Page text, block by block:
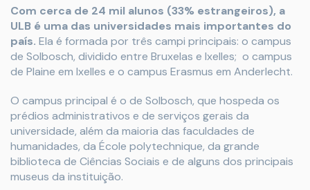
Com cerca de 24 mil alunos (33% estrangeiros), a
ULB é uma das universidades mais importantes do
país. Ela é formada por três campi principais: o campus
de Solbosch, dividido entre Bruxelas e Ixelles; o campus
de Plaine em Ixelles e o campus Erasmus em Anderlecht.
O campus principal é o de Solbosch, que hospeda os
prédios administrativos e de serviços gerais da
universidade, além da maioria das faculdades de
humanidades, da École polytechnique, da grande
biblioteca de Ciências Sociais e de alguns dos principais
museus da instituição.